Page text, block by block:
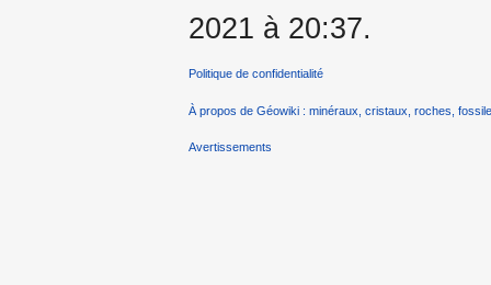
2021 à 20:37.
Politique de confidentialité
À propos de Géowiki : minéraux, cristaux, roches,
Avertissements